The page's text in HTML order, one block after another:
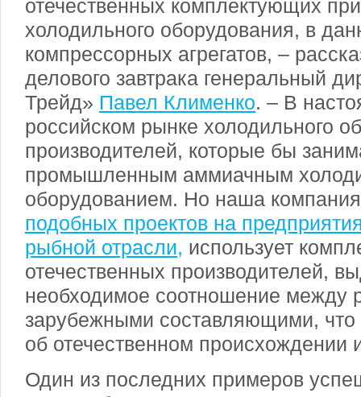
отечественных комплектующих
холодильного оборудования, в
компрессорных агрегатов, –
делового завтрака генеральный
Трейд» Павел Клименко. – В
российском рынке холодильного
производителей, которые бы
промышленным аммиачным
оборудованием. Но наша
подобных проектов на
рыбной отрасли, использует
отечественных производителей,
необходимое соотношение между
зарубежными составляющими, что
об отечественном происхождении
Один из последних примеров